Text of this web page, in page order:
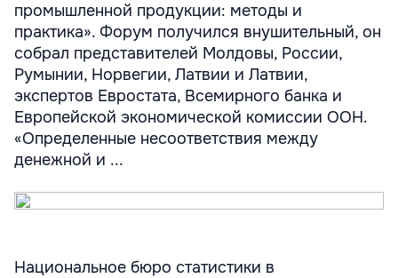
промышленной продукции: методы и
практика». Форум получился внушительный, он
собрал представителей Молдовы, России,
Румынии, Норвегии, Латвии и Латвии,
экспертов Евростата, Всемирного банка и
Европейской экономической комиссии ООН.
«Определенные несоответствия между
денежной и ...
Национальное бюро статистики в